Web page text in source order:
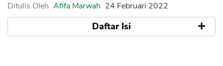
Ditulis Oleh Afifa Marwah 24 Februari 2022
Daftar Isi